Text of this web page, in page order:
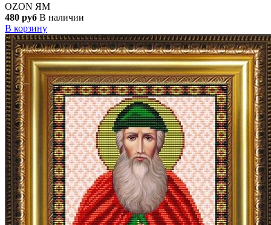
OZON ЯМ
480 руб В наличии
В корзину